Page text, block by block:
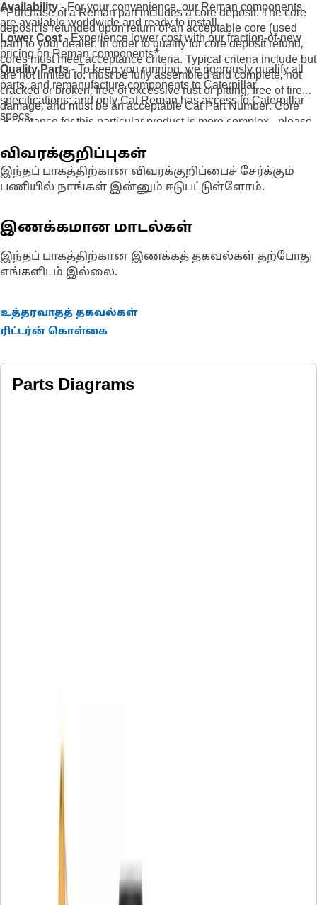
Availability- For your convenience, our Reman components
are available worldwide and ready to install
Lower Cost- Experience lower cost with our fraction-of-new
pricing on Reman components*
Quality Parts- To keep you running, we rigorously qualify all
parts, and remanufacture components to Caterpillar
specifications; and only Cat Reman has access to Caterpillar
specs.
development, we upgrade Reman components to include
critical design improvements
*Purchase of a Reman part includes a core deposit. The core
deposit is refunded upon return of an acceptable core (used
part) to your dealer. In order to qualify for core deposit refund,
cores must meet acceptance criteria. Typical criteria include but
are not limited to: must be fully assembled and complete, not
cracked or broken, free of excessive rust or pitting, free of fire
damage, and must be an acceptable Cat Part Number. Core
acceptance for this particular product is more complex - please
விவரக்குறிப்புகள்
இந்தப் பாகத்திற்கான விவரக்குறிப்பைச் சேர்க்கும்
பணியில் நாங்கள் இன்னும் ஈடுபட்டுள்ளோம்.
இணக்கமான மாடல்கள்
இந்தப் பாகத்திற்கான இணக்கத் தகவல்கள் தற்போது
எங்களிடம் இல்லை.
உத்தரவாதத் தகவல்கள்
ரிட்டர்ன் கொள்கை
Parts Diagrams